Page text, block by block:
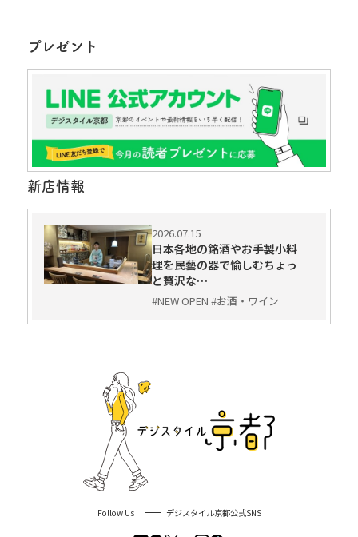
プレゼント
新店情報
2026.07.15
日本各地の銘酒やお手製小料
理を民藝の器で愉しむちょっ
と贅沢な…
#NEW OPEN #お酒・ワイン
Follow Us デジスタイル京都公式SNS